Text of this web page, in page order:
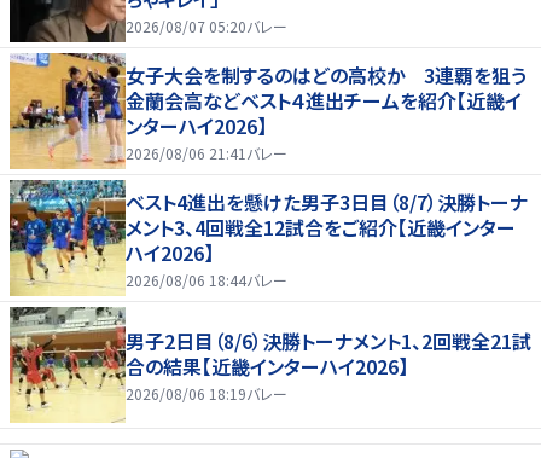
2026/08/07 05:20バレー
女子大会を制するのはどの高校か 3連覇を狙う
金蘭会高などベスト４進出チームを紹介【近畿イ
ンターハイ2026】
2026/08/06 21:41 バレー
ベスト4進出を懸けた男子3日目（8/7）決勝トーナ
メント3、4回戦全12試合をご紹介【近畿インター
ハイ2026】
2026/08/06 18:44バレー
男子2日目（8/6）決勝トーナメント1、2回戦全21試
合の結果【近畿インターハイ2026】
2026/08/06 18:19バレー